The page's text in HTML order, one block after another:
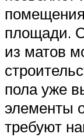
площади.
из матов
пола уже
элементы
требуют